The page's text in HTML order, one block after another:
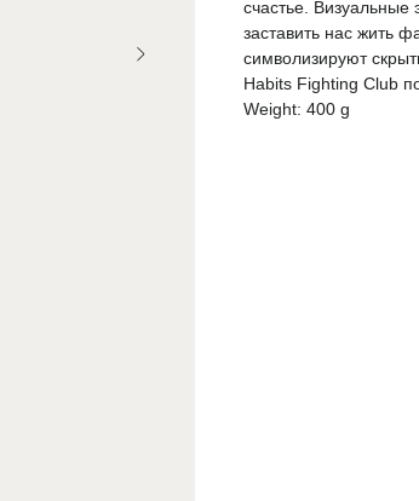
счастье.
заставить нас жить
символизируют
Habits Fighting Club
Weight: 400 g